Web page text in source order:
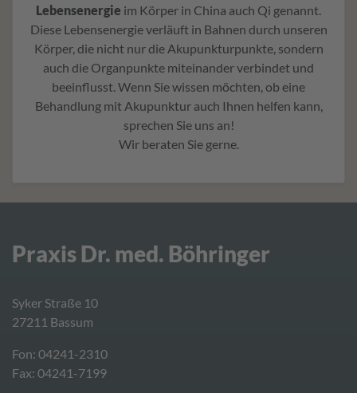
Lebensenergie im Körper in China auch Qi genannt.
Diese Lebensenergie verläuft in Bahnen durch unseren
Körper, die nicht nur die Akupunkturpunkte, sondern
auch die Organpunkte miteinander verbindet und
beeinflusst. Wenn Sie wissen möchten, ob eine
Behandlung mit Akupunktur auch Ihnen helfen kann,
sprechen Sie uns an!
Wir beraten Sie gerne.
Praxis Dr. med. Böhringer
Syker Straße 10
27211 Bassum
Fon: 04241-2310
Fax: 04241-7199